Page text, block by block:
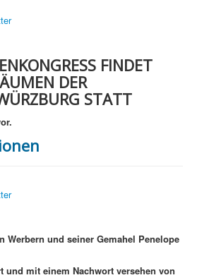
FINDET
DER
STATT
Werbern und seiner Gemahel Penelope
und mit einem Nachwort versehen von